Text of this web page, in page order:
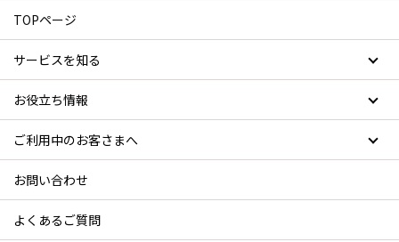
TOPページ
サービスを知る
お役立ち情報
ご利用中のお客さまへ
お問い合わせ
よくあるご質問